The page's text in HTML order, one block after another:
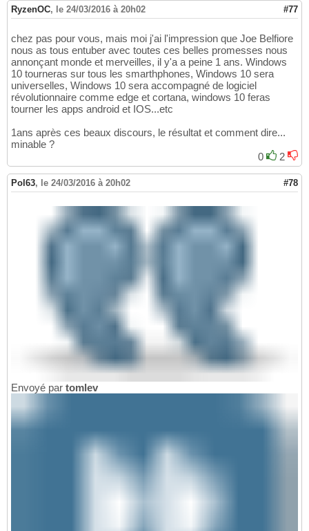
RyzenOC, le 24/03/2016 à 20h02 #77
chez pas pour vous, mais moi j'ai l'impression que Joe Belfiore
nous as tous entuber avec toutes ces belles promesses nous
annonçant monde et merveilles, il y'a a peine 1 ans. Windows
10 tourneras sur tous les smarthphones, Windows 10 sera
universelles, Windows 10 sera accompagné de logiciel
révolutionnaire comme edge et cortana, windows 10 feras
tourner les apps android et IOS...etc
1ans après ces beaux discours, le résultat et comment dire...
minable ?
0
2
Pol63, le 24/03/2016 à 20h02 #78
Envoyé par tomlev